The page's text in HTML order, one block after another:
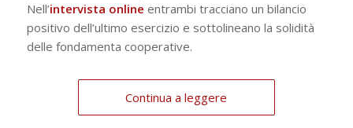
Nell’intervista online entrambi tracciano un bilancio
positivo dell’ultimo esercizio e sottolineano la solidità
delle fondamenta cooperative.
Continua a leggere